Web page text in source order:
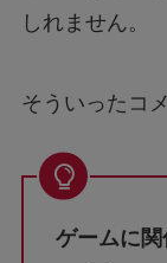
しれません。
そういったコ
ゲームに